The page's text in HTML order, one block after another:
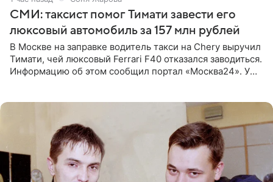
СМИ: таксист помог Тимати завести его
люксовый автомобиль за 157 млн рублей
В Москве на заправке водитель такси на Chery выручил
Тимати, чей люксовый Ferrari F40 отказался заводиться.
Информацию об этом сообщил портал «Москва24». У